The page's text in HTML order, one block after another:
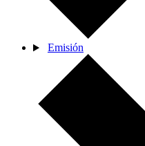
Emisión